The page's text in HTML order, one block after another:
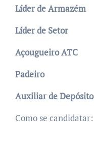
Líder de Armazém
Líder de Setor
Açougueiro ATC
Padeiro
Auxiliar de Depósito
Como se candidatar: